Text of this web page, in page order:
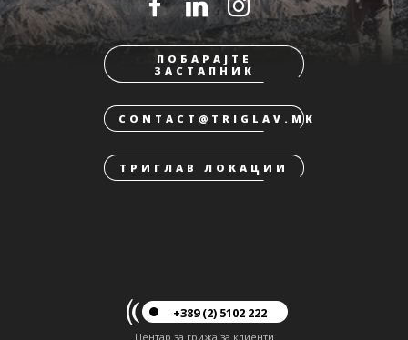
ПОБАРАЈТЕ
ЗАСТАПНИК
CONTACT@TRIGLAV.MK
ТРИГЛАВ ЛОКАЦИИ
+389 (2) 5102 222
Центар за грижа за клиенти